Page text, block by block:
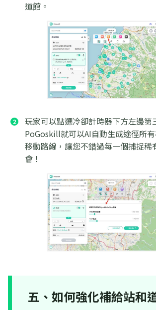
道館。
玩家可以點選冷卻計時器下方左邊第
PoGoskill就可以AI自動生成途徑所
移動路線，讓您不錯過每一個捕捉稀
會！
五、如何強化補給站和